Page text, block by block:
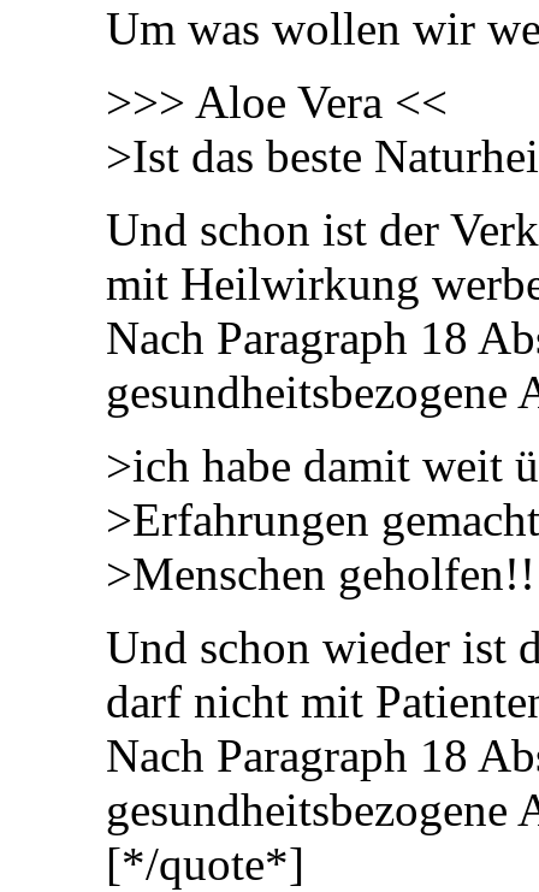
Um was wollen wir
>>> Aloe Vera <<
>Ist das beste
Und schon ist der
mit Heilwirkung
Nach Paragraph 18
gesundheitsbezogene
>ich habe damit weit
>Erfahrungen
>Menschen
Und schon wieder ist
darf nicht mit
Nach Paragraph 18
gesundheitsbezogene
[*/quote*]